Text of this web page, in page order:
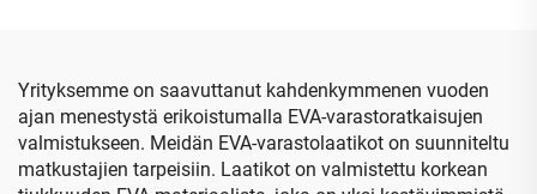
Yrityksemme on saavuttanut kahdenkymmenen vuoden
ajan menestystä erikoistumalla EVA-varastoratkaisujen
valmistukseen. Meidän EVA-varastolaatikot on suunniteltu
matkustajien tarpeisiin. Laatikot on valmistettu korkean